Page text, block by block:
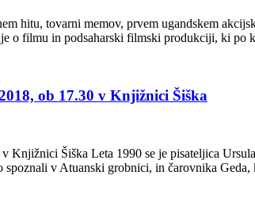
hitu, tovarni memov, prvem ugandskem
o filmu in podsaharski filmski produkciji, ki
ob 17.30 v Knjižnici Šiška
Knjižnici Šiška Leta 1990 se je pisateljica
spoznali v Atuanski grobnici, in čarovnika